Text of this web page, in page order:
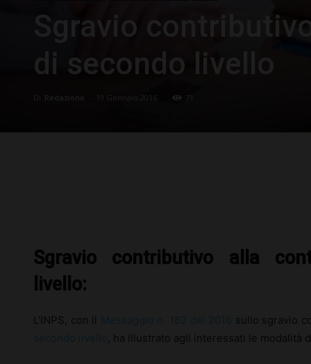
Sgravio
di secondo livello
Di Redazione 19 Gennaio 2016 71
Sgravio contributivo alla
livello:
L’INPS, con il
sullo sgravio
, ha illustrato agli interessati le